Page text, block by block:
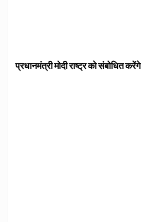
प्रधानमंत्री मोदी राष्ट्र को संबोधित करेंगे